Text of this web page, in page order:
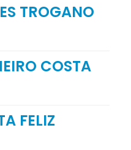
TROGANO
COSTA
FELIZ